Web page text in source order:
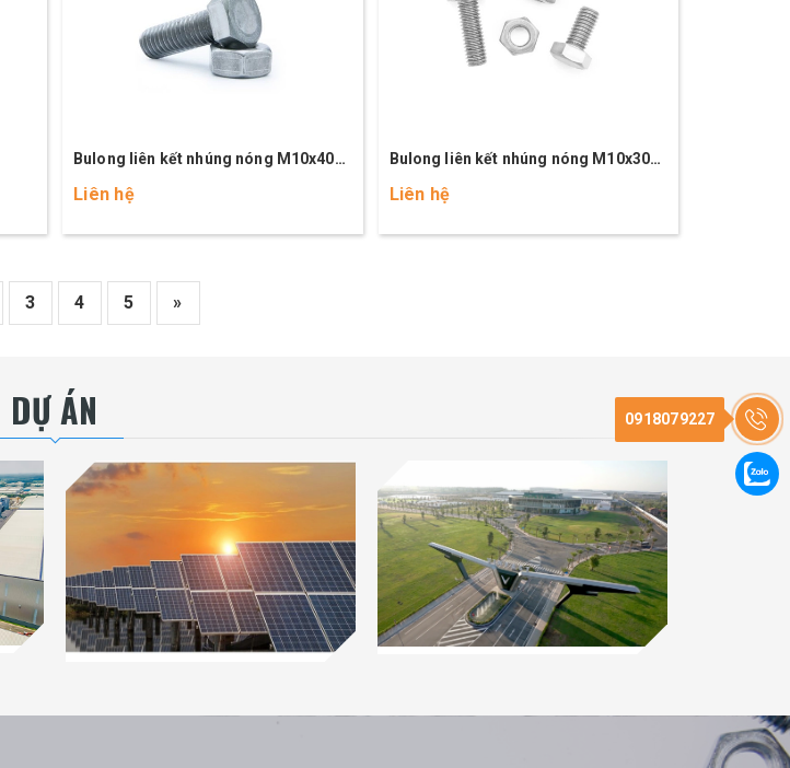
0918079227
Bulong liên kết nhúng nóng M10x40
Liên hệ
Bulong liên kết nhúng nóng M10x30
Liên hệ
3 4 5 »
DỰ ÁN